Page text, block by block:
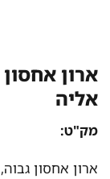
ארון אחסון
אליה
מק"ט:
ארון אחסון